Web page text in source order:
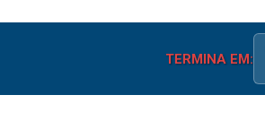
TERMINA EM: